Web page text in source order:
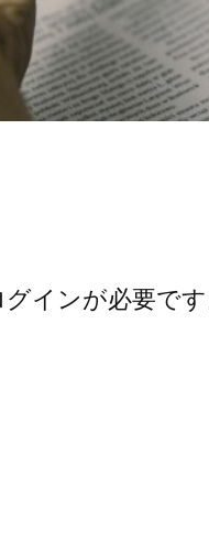
インが必要で